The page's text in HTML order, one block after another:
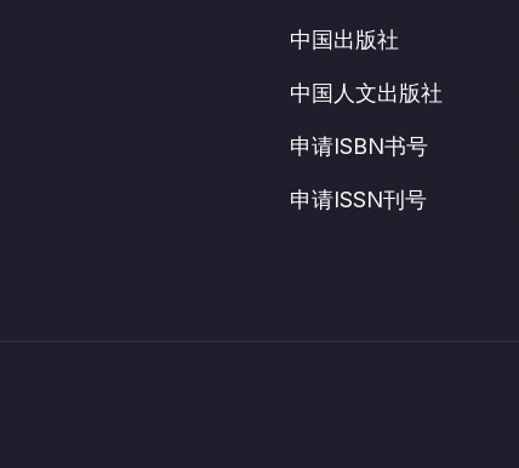
中国出版社
中国人文出版社
申请ISBN书号
申请ISSN刊号